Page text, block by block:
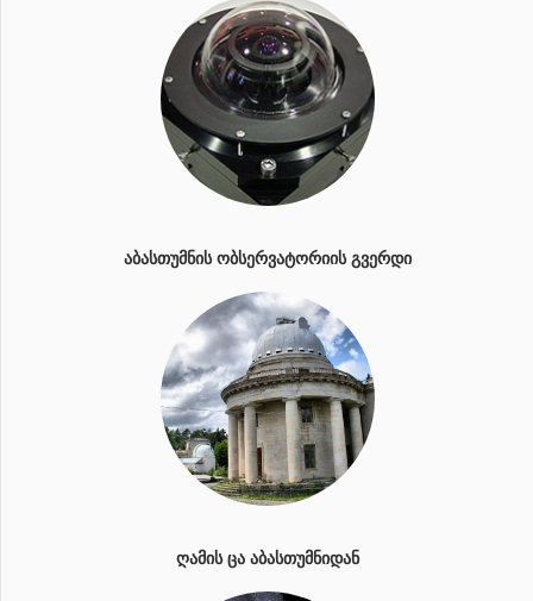
ᲐᲑᲐᲡᲗᲣᲛᲜᲘᲡ ᲝᲑᲡᲔᲠᲕᲐᲢᲝᲠᲘᲘᲡ ᲒᲕᲔᲠᲓᲘ
ᲦᲐᲛᲘᲡ ᲪᲐ ᲐᲑᲐᲡᲗᲣᲛᲜᲘᲓᲐᲜ